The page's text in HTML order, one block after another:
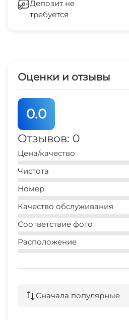
2х, 3х и 4х человек.
остановка транспорта
1-2 мин
7 мин
Депозит не
требуется
Оценки и отзывы
0.0
Отзывов: 0
Цена/качество
Чистота
Номер
Качество обслуживания
Соответствие фото
Расположение
Сначала популярные